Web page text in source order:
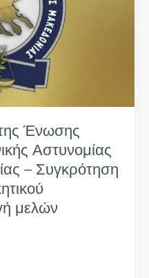
Ένωσης
Αστυνομίας
– Συγκρότηση
μελών
2022